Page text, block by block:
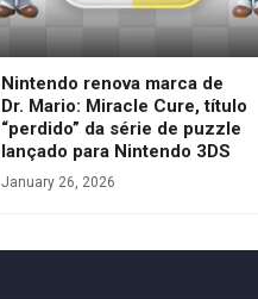
Nintendo renova marca de
Dr. Mario: Miracle Cure, título
“perdido” da série de puzzle
lançado para Nintendo 3DS
January 26, 2026